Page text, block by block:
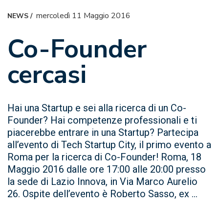
NEWS/ mercoledì 11 Maggio 2016
Co-Founder
cercasi
Hai una Startup e sei alla ricerca di un Co-
Founder? Hai competenze professionali e ti
piacerebbe entrare in una Startup? Partecipa
all’evento di Tech Startup City, il primo evento a
Roma per la ricerca di Co-Founder! Roma, 18
Maggio 2016 dalle ore 17:00 alle 20:00 presso
la sede di Lazio Innova, in Via Marco Aurelio
26. Ospite dell’evento è Roberto Sasso, ex ...